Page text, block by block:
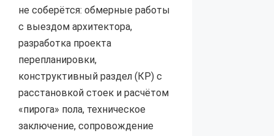
не соберётся: обмерные работы
с выездом архитектора,
разработка проекта
перепланировки,
конструктивный раздел (КР) с
расстановкой стоек и расчётом
«пирога» пола, техническое
заключение, сопровождение